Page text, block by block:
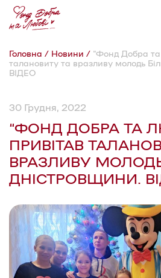
Про фонд
Кейси
Новини
Контакти
Головна / Новини / “Фонд Добра та
талановиту та вразливу молодь
ВІДЕО
30 Грудня, 2022
“ФОНД ДОБРА ТА
ПРИВІТАВ
ВРАЗЛИВУ
ДНІСТРОВЩИНИ.